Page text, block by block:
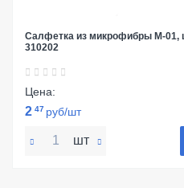
Салфетка из микрофибры M-01,
310202
Цена:
2 47 руб/шт
шт